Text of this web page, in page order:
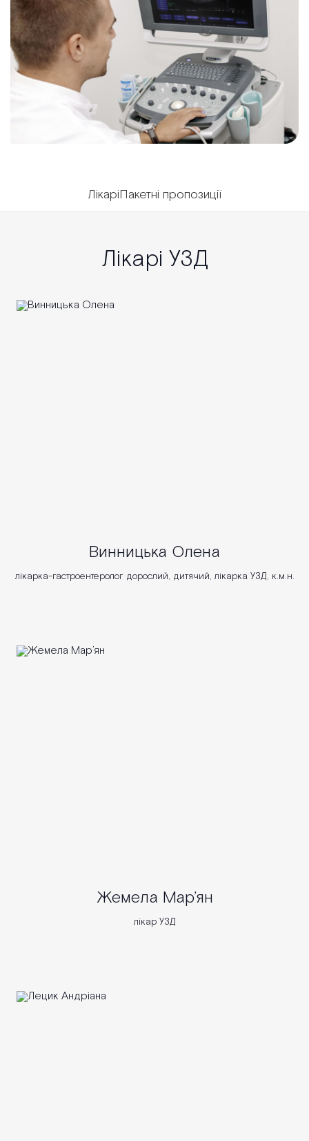
ЛікаріПакетні пропозиції
Лікарі УЗД
Винницька Олена
лікарка-гастроентеролог дорослий, дитячий, лікарка УЗД, к.м.н.
Жемела Мар’ян
лікар УЗД